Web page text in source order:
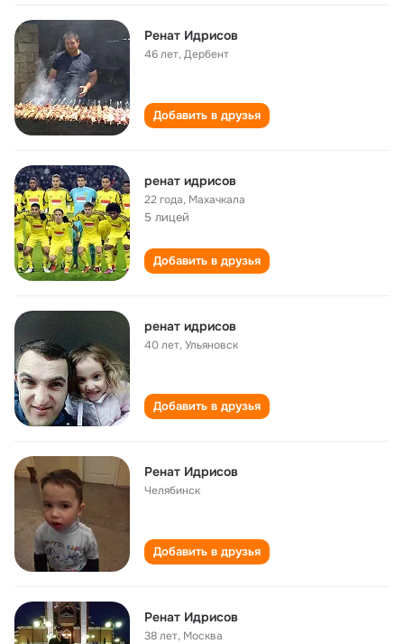
Ренат Идрисов
46 лет,Дербент
Добавить в друзья
ренат идрисов
22 года, Махачкала
5 лицей
Добавить в друзья
ренат идрисов
40 лет,Ульяновск
Добавить в друзья
Ренат Идрисов
Челябинск
Добавить в друзья
Ренат Идрисов
38 лет, Москва